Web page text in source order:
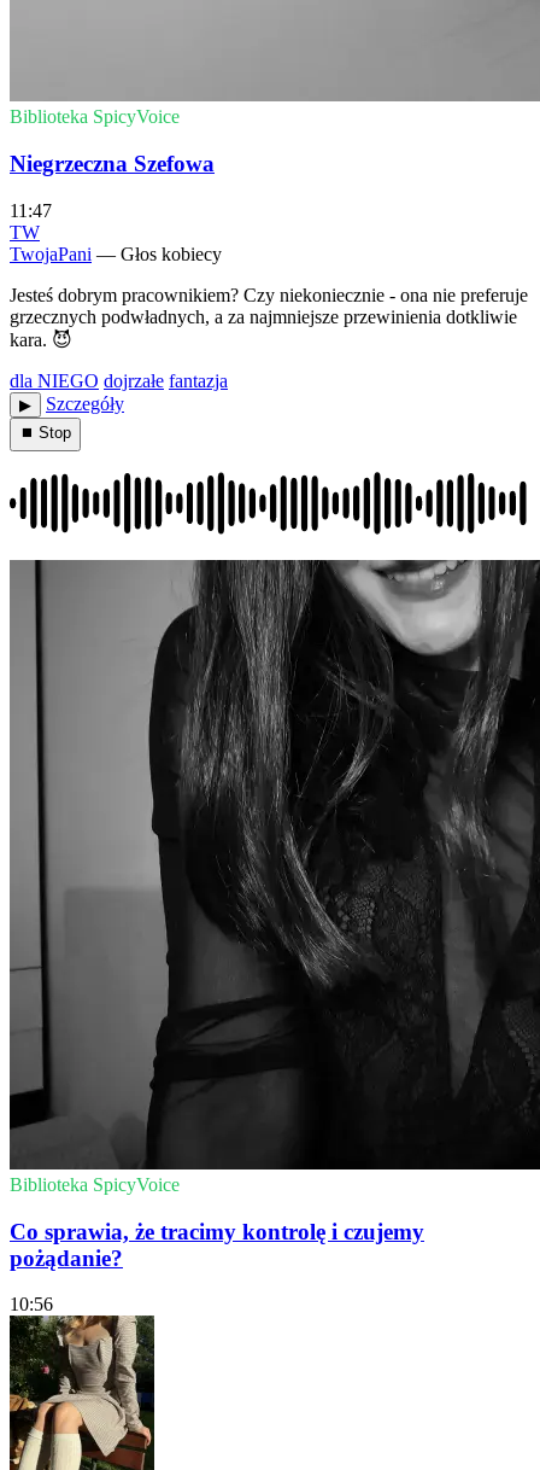
Biblioteka SpicyVoice
Niegrzeczna Szefowa
11:47
TW
TwojaPani — Głos kobiecy
Jesteś dobrym pracownikiem? Czy niekoniecznie - ona nie preferuje
grzecznych podwładnych, a za najmniejsze przewinienia dotkliwie
kara. 😈
dla NIEGO dojrzałe fantazja
▶︎ Szczegóły
⏹ Stop
Biblioteka SpicyVoice
Co sprawia, że tracimy kontrolę i czujemy
pożądanie?
10:56